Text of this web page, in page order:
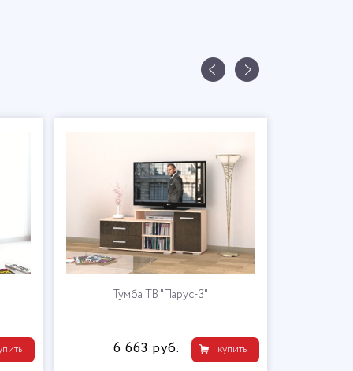
Тумба ТВ "Парус-3"
купить
6 663 руб.